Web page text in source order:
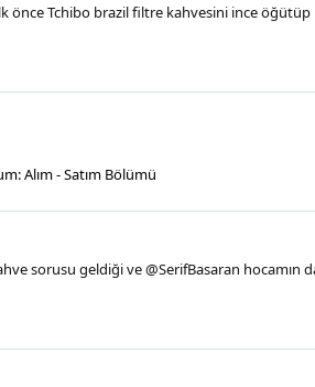
önce Tchibo brazil filtre kahvesini ince
Alım - Satım Bölümü
sorusu geldiği ve @SerifBasaran hocamın